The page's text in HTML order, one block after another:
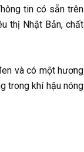
tin có sẵn trên
thị Nhật Bản, chất
và có một hương
trong khí hậu nóng